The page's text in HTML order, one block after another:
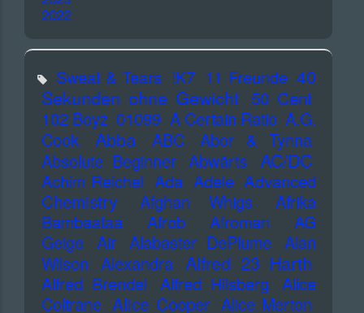
2022
Sweat & Tears !K7 11 Freunde 40
Sekunden ohne Gewicht 50 Cent
102 Boyz 01099 A Certain Ratio A.G.
Cook
Abba ABC
Abor & Tynna
Absolute Beginner Abwärts AC/DC
Achim Reichel Ada Adele Advanced
Chemistry
Afghan Whigs
Afrika
Bambaataa
Afrob Afroman
AG
Geige
Air Alabaster DePlume
Alan
Wilson Alexandra Alfred 23 Harth
Alfred Brendel Alfred Hilsberg
Alice
Coltrane Alice Cooper Alice Merton